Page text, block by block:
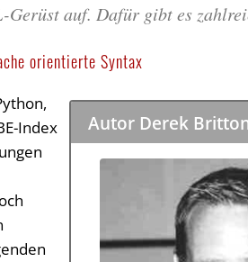
Gerüst auf. Dafür gibt es
orientierte Syntax
Autor Derek
Index